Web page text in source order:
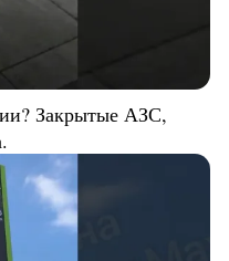
Закрытые АЗС,